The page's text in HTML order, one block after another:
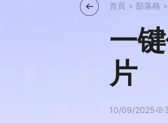
首頁 >部落格
一
片
10/09/2025